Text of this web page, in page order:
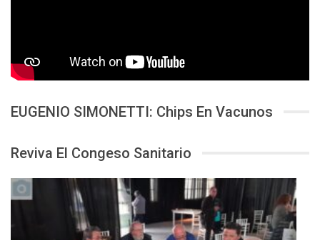
EUGENIO SIMONETTI: Chips En Vacunos
Reviva El Congeso Sanitario